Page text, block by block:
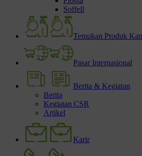
Soffell
Temukan Produk
Pasar Internasional
Berita & Kegiatan
Berita
Kegiatan CSR
Artikel
Karir